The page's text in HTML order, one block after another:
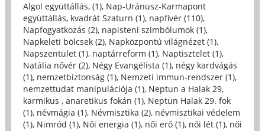
Algol együttállás, (1), Nap-Uránusz-Karmapont
együttállás, kvadrát Szaturn (1), napfivér (110),
Napfogyatkozás (2), napisteni szimbólumok (1),
Napkeleti bölcsek (2), Napközpontú világnézet (1),
Napszentület (1), naptárreform (1), Naptisztelet (1),
Natália nővér (2), Négy Evangélista (1), négy kardvágás
(1), nemzetbiztonság (1), Nemzeti immun-rendszer (1),
nemzettudat manipulációja (1), Neptun a Halak 29,
karmikus , anaretikus fokán (1), Neptun Halak 29. fok
(1), névmágia (1), Névmisztika (2), névmisztikai védelem
(1), Nimród (1), Női energia (1), női erő (1), női lét (1), női